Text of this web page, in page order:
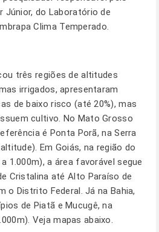
Júnior, do Laboratório de
Clima Temperado.
três regiões de altitudes
irrigados, apresentaram
de baixo risco (até 20%), mas
cultivo. No Mato Grosso
é Ponta Porã, na Serra
Em Goiás, na região do
1.000m), a área favorável segue
Cristalina até Alto Paraíso de
o Distrito Federal. Já na Bahia,
de Piatã e Mucugê, na
Veja mapas abaixo.